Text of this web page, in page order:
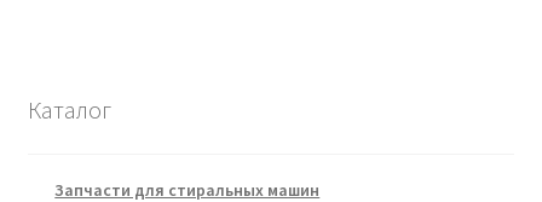
Каталог
Запчасти для стиральных машин